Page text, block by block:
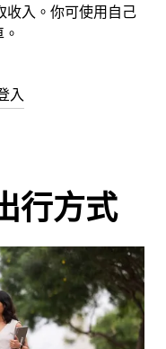
收入。你可使用自己
入
行方式